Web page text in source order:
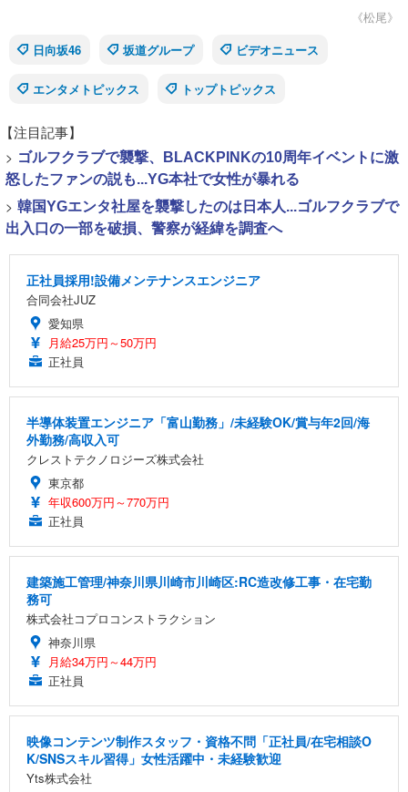
《松尾》
日向坂46
坂道グループ ビデオニュース
エンタメトピックス トップトピックス
【注目記事】
> ゴルフクラブで襲撃、BLACKPINKの10周年イベントに激
怒したファンの説も...YG本社で女性が暴れる
> 韓国YGエンタ社屋を襲撃したのは日本人...ゴルフクラブで
出入口の一部を破損、警察が経緯を調査へ
正社員採用!設備メンテナンスエンジニア
合同会社JUZ
愛知県
月給25万円～50万円
正社員
半導体装置エンジニア「富山勤務」/未経験OK/賞与年2回/海
外勤務/高収入可
クレストテクノロジーズ株式会社
東京都
年収600万円～770万円
正社員
建築施工管理/神奈川県川崎市川崎区:RC造改修工事・在宅勤
務可
株式会社コプロコンストラクション
神奈川県
月給34万円～44万円
正社員
映像コンテンツ制作スタッフ・資格不問「正社員/在宅相談O
K/SNSスキル習得」女性活躍中・未経験歓迎
Yts株式会社